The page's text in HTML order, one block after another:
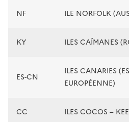
NF ILE NORFOLK
KY ILES CAÏMANES
ES-CN
ILES CANARIES
EUROPÉENNE)
CC ILES COCOS –